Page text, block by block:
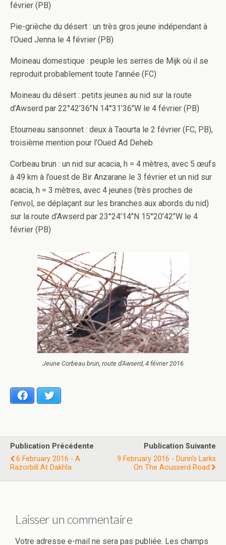
février (PB)
Pie-grièche du désert : un très gros jeune indépendant à
l’Oued Jenna le 4 février (PB)
Moineau domestique : peuple les serres de Mijk où il se
reproduit probablement toute l’année (FC)
Moineau du désert : petits jeunes au nid sur la route
d’Awserd par 22°42’36’’N 14°31’36’’W le 4 février (PB)
Etourneau sansonnet : deux à Taourta le 2 février (FC, PB),
troisième mention pour l’Oued Ad Deheb
Corbeau brun : un nid sur acacia, h = 4 mètres, avec 5 œufs
à 49 km à l’ouest de Bir Anzarane le 3 février et un nid sur
acacia, h = 3 mètres, avec 4 jeunes (très proches de
l’envol, se déplaçant sur les branches aux abords du nid)
sur la route d’Awserd par 23°24’14’’N 15°20’42’’W le 4
février (PB)
Jeune Corbeau brun, route d’Awserd, 4 février 2016
Facebook
Publication Précédente
6 February 2016 - A
Razorbill At Dakhla
Publication Suivante
9 February 2016 - Dunn's Larks
On The Aousserd Road
Laisser un commentaire
Votre adresse e-mail ne sera pas publiée. Les champs